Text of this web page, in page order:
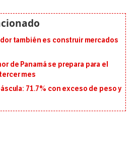
también es construir mercados
de Panamá se prepara para el
mes
71.7% con exceso de peso y